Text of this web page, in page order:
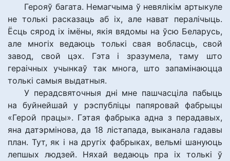
Герояў багата. Немагчыма ў невялікім артыкуле
не толькі расказаць аб іх, але нават пералічыць.
Ёсць сярод іх імёны, якія вядомы на ўсю Беларусь,
але многіх ведаюць толькі свая вобласць, свой
завод, свой цэх. Гэта і зразумела, таму што
гераічных учынкаў так многа, што запамінаюцца
толькі самыя выдатныя.
У перадсвяточныя дні мне пашчасціла пабыць
на буйнейшай у рэспубліцы папяровай фабрыцы
«Герой працы». Гэтая фабрыка адна з перадавых,
яна датэрмінова, да 18 лістапада, выканала гадавы
план. Тут, як і на другіх фабрыках, вельмі шануюць
лепшых людзей. Няхай ведаюць пра іх толькі ў